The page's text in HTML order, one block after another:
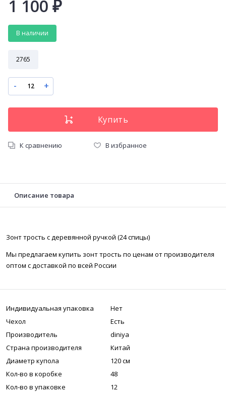
1 100 ₽
В наличии
2765
- +
К сравнению В избранное
Описание товара
Зонт трость с деревянной ручкой (24 спицы)
Мы предлагаем купить зонт трость по ценам от производителя
оптом с доставкой по всей России
Индивидуальная упаковка
Нет
Чехол
Есть
Производитель
diniya
Страна производителя
Китай
Диаметр купола
120 см
Кол-во в коробке
48
Кол-во в упаковке
12